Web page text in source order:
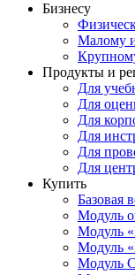
Бизнесу
Малому
Продукты и
Для
Для
Для
Для
Для
Для
Купить
Базовая
Модуль
Модуль
Модуль
Модуль